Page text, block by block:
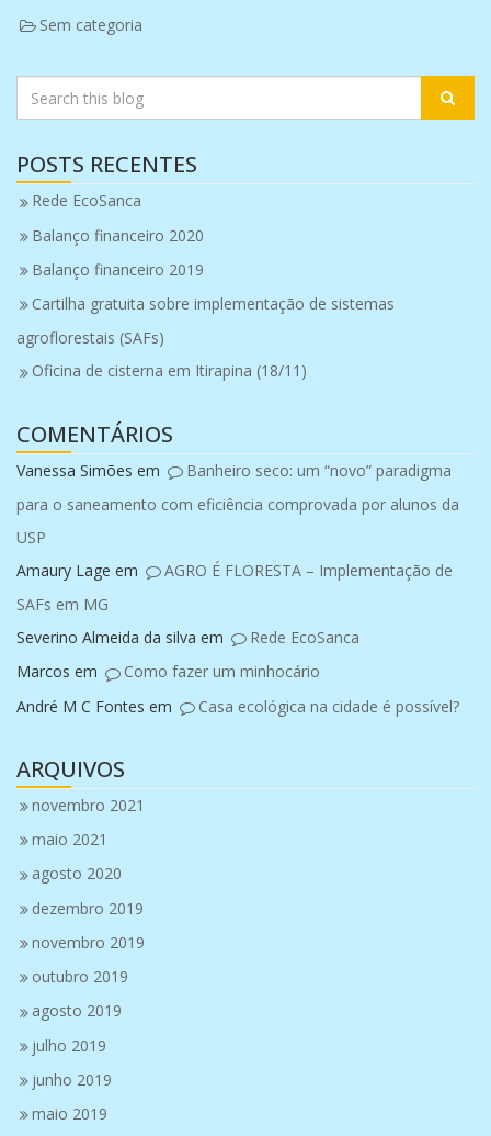
Sem categoria
POSTS RECENTES
Rede EcoSanca
Balanço financeiro 2020
Balanço financeiro 2019
Cartilha gratuita sobre implementação de sistemas
agroflorestais (SAFs)
Oficina de cisterna em Itirapina (18/11)
COMENTÁRIOS
Vanessa Simões em
Banheiro seco: um “novo” paradigma
para o saneamento com eficiência comprovada por alunos da
USP
Amaury Lage em
AGRO É FLORESTA – Implementação de
SAFs em MG
Severino Almeida da silva em
Rede EcoSanca
Marcos em
Como fazer um minhocário
André M C Fontes em Casa ecológica na cidade é possível?
ARQUIVOS
novembro 2021
maio 2021
agosto 2020
dezembro 2019
novembro 2019
outubro 2019
agosto 2019
julho 2019
junho 2019
maio 2019